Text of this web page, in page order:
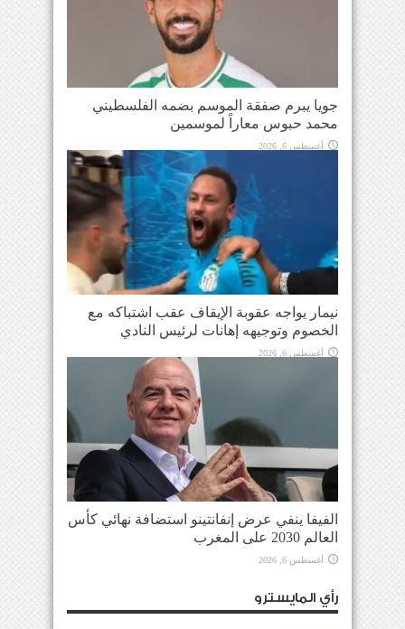
جويا يبرم صفقة الموسم بضمه الفلسطيني
محمد حبوس معاراً لموسمين
أغسطس 6, 2026
نيمار يواجه عقوبة الإيقاف عقب اشتباكه مع
الخصوم وتوجيهه إهانات لرئيس النادي
أغسطس 6, 2026
الفيفا ينفي عرض إنفانتينو استضافة نهائي كأس
العالم 2030 على المغرب
أغسطس 6, 2026
رأي المايسترو